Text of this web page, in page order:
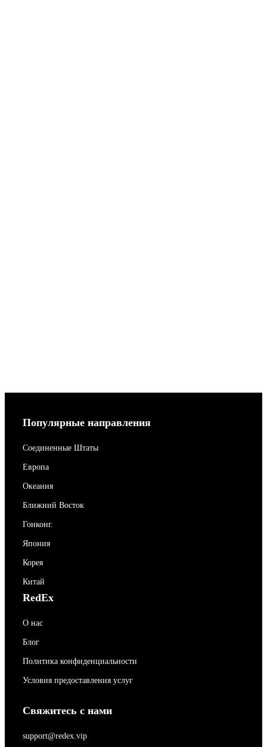
Популярные направления
Соединенные Штаты
Европа
Океания
Ближний Восток
Гонконг.
Япония
Корея
Китай
RedEx
О нас
Блог
Политика конфиденциальности
Условия предоставления услуг
Свяжитесь с нами
support@redex.vip